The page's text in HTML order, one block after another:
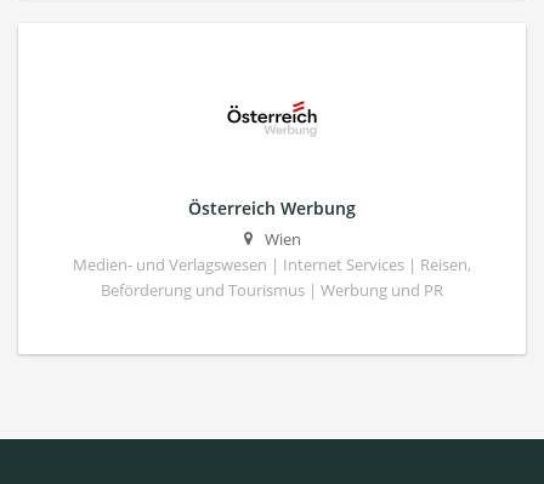
Österreich Werbung
Wien
Medien- und Verlagswesen | Internet Services | Reisen,
Beförderung und Tourismus | Werbung und PR